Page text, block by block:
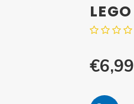
€6,99